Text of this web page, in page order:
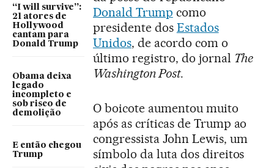
“I will survive”:
21 atores de
Hollywood
cantam para
Donald Trump
Obama deixa
legado
incompleto e
sob risco de
demolição
E então chegou
Trump
Donald Trump como
presidente dos Estados
Unidos, de acordo com o
último registro, do jornal The
Washington Post.
O boicote aumentou muito
após as críticas de Trump ao
congressista John Lewis, um
símbolo da luta dos direitos